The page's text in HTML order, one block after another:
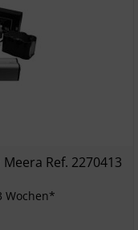
Ref. 2270413
Wochen*